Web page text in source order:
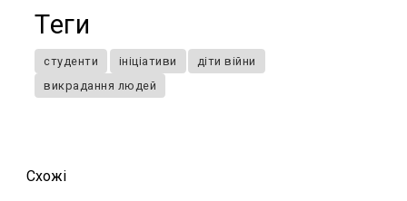
Теги
студенти ініціативи
діти війни
викрадання людей
Схожi